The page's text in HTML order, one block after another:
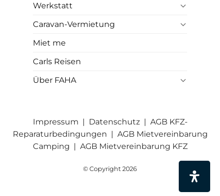
Werkstatt
Caravan-Vermietung
Miet me
Carls Reisen
Über FAHA
Impressum | Datenschutz| AGB KFZ-
Reparaturbedingungen | AGB Mietvereinbarung
Camping | AGB Mietvereinbarung KFZ
© Copyright 2026